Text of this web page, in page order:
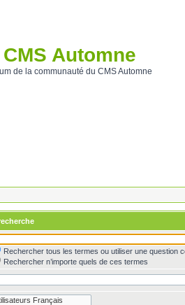
CMS Automne
de la communauté du CMS Automne
Rechercher tous les termes ou utiliser une question
Rechercher n’importe quels de ces termes